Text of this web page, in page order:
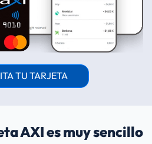
TU TARJETA
AXI es muy sencillo